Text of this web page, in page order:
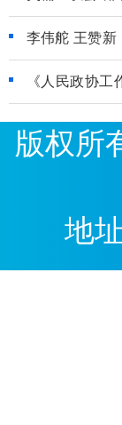
李伟舵 王赞新
工作的首要任
《人民政协
刊发在理论视
版权所
地